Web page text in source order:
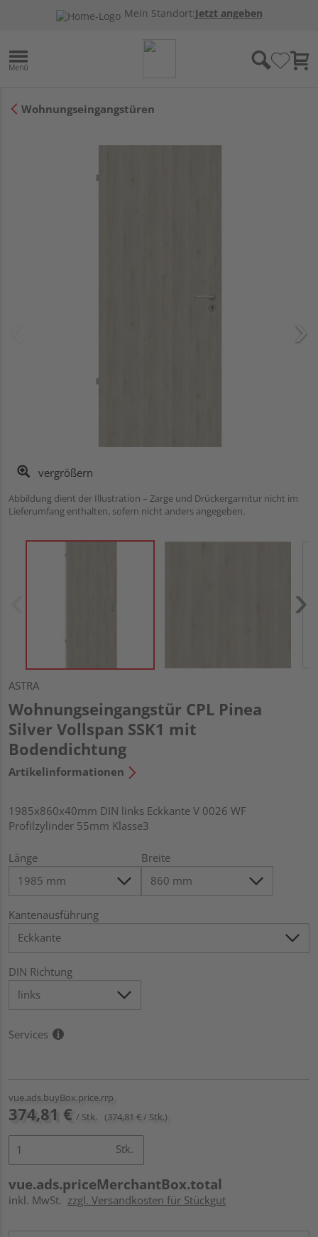
Mein Standort:Jetzt angeben
Wohnungseingangstüren
vergrößern
Abbildung dient der Illustration – Zarge und Drückergarnitur nicht im
Lieferumfang enthalten, sofern nicht anders angegeben.
ASTRA
Wohnungseingangstür CPL Pinea
Silver Vollspan SSK1 mit
Bodendichtung
Artikelinformationen
1985x860x40mm DIN links Eckkante V 0026 WF
Profilzylinder 55mm Klasse3
Länge Breite
Kantenausführung
DIN Richtung
Services
vue.ads.buyBox.price.rrp
374,81 € / Stk. (374,81 € / Stk.)
Stk.
vue.ads.priceMerchantBox.total
inkl. MwSt. zzgl. Versandkosten für Stückgut